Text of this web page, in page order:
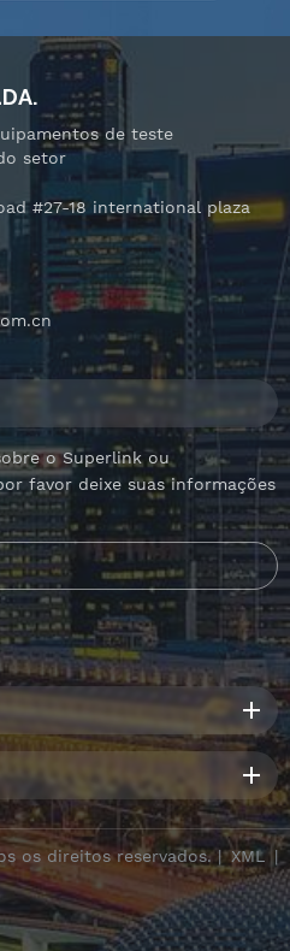
de teste
setor
#27-18 international plaza
o Superlink ou
favor deixe suas informações
os direitos reservados. | XML
|